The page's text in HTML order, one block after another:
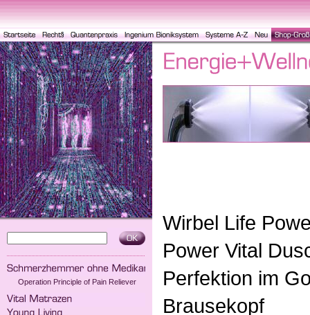
Operation Principle of Pain Reliever
Wirbel Life
Power Vital
Perfektion im
Brausekopf